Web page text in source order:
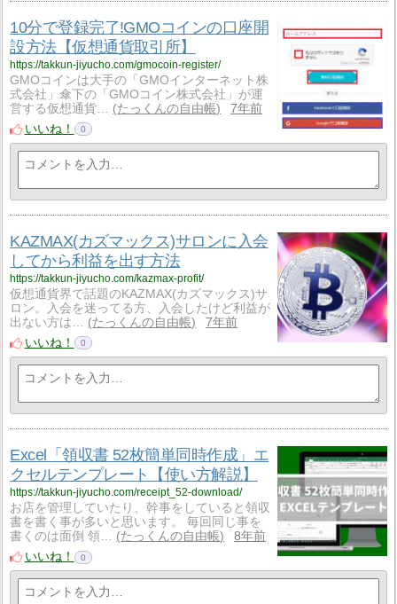
10分で登録完了!GMOコインの口座開
設方法【仮想通貨取引所】
https://takkun-jiyucho.com/gmocoin-register/
GMOコインは大手の「GMOインターネット株
式会社」傘下の「GMOコイン株式会社」が運
営する仮想通貨…
たっくんの自由帳
7年前
いいね！
0
KAZMAX(カズマックス)サロンに入会
してから利益を出す方法
https://takkun-jiyucho.com/kazmax-profit/
仮想通貨界で話題のKAZMAX(カズマックス)サ
ロン。入会を迷ってる方、入会したけど利益が
出ない方は…
たっくんの自由帳
7年前
いいね！
0
Excel「領収書 52枚簡単同時作成」エ
クセルテンプレート【使い方解説】
https://takkun-jiyucho.com/receipt_52-download/
お店を管理していたり、幹事をしていると領収
書を書く事が多いと思います。 毎回同じ事を
書くのは面倒 領…
たっくんの自由帳
8年前
いいね！
0